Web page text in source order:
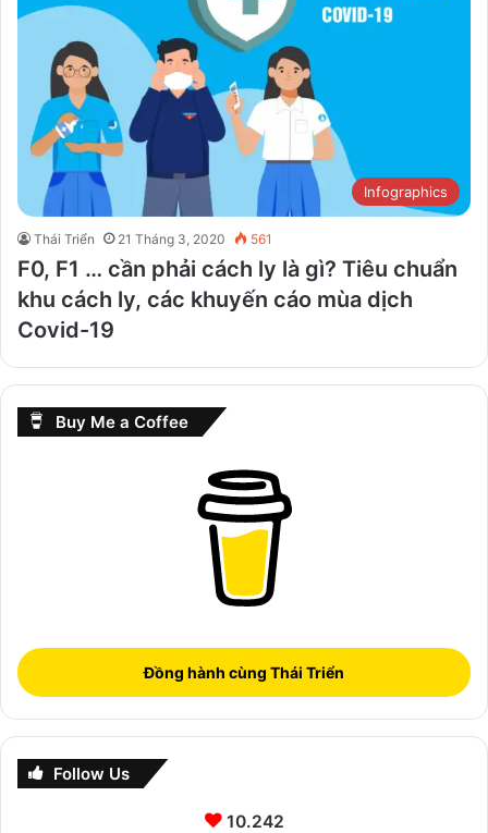
Infographics
Thái Triển 21 Tháng 3, 2020 561
F0, F1 … cần phải cách ly là gì? Tiêu chuẩn
khu cách ly, các khuyến cáo mùa dịch
Covid-19
Buy Me a Coffee
Đồng hành cùng Thái Triển
Follow Us
10.242